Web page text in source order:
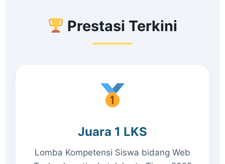
Prestasi Terkini
Juara 1 LKS
Lomba Kompetensi Siswa bidang Web